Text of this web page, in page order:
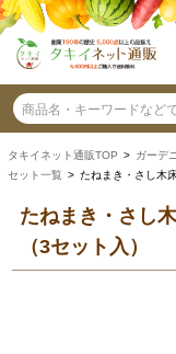
タキイネット通販TOP > ガーデ
セット一覧 > たねまき・さし木
たねまき・さし
（3セット入）